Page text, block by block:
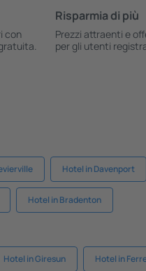
con
Risparmia di più
Prezzi attraenti e
per gli utenti
Hotel in Davenport
Hotel in Bradenton
Hotel in Giresun Hotel in